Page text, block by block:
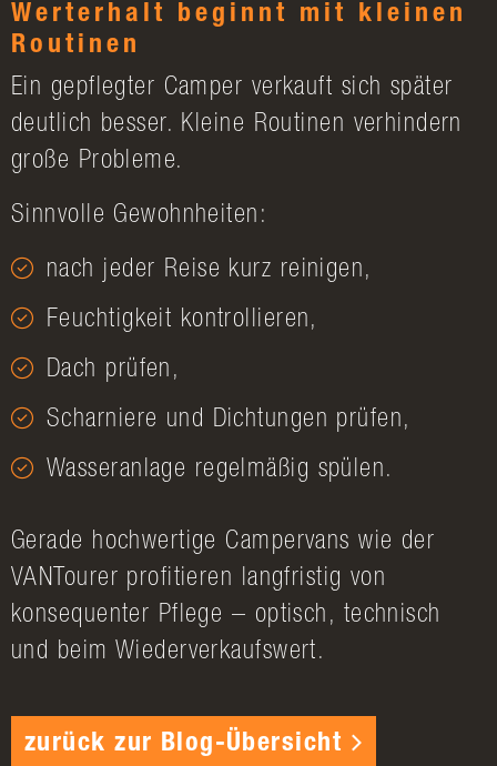
Werterhalt beginnt mit kleinen
Routinen
Ein gepflegter Camper verkauft sich später
deutlich besser. Kleine Routinen verhindern
große Probleme.
Sinnvolle Gewohnheiten:
nach jeder Reise kurz reinigen,
Feuchtigkeit kontrollieren,
Dach prüfen,
Scharniere und Dichtungen prüfen,
Wasseranlage regelmäßig spülen.
Gerade hochwertige Campervans wie der
VANTourer profitieren langfristig von
konsequenter Pflege – optisch, technisch
und beim Wiederverkaufswert.
zurück zur Blog-Übersicht